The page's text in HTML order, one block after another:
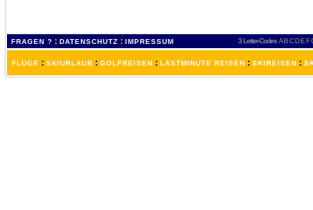
FRAGEN ? : DATENSCHUTZ : IMPRESSUM 3 Letter-Codes ABCDEF
FLÜGE : SKIURLAUB : GOLFREISEN : LASTMINUTE REISEN : SKIREISEN :